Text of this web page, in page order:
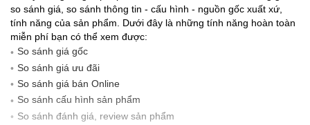
so sánh giá, so sánh thông tin - cấu hình - nguồn gốc xuất xứ,
tính năng của sản phẩm. Dưới đây là những tính năng hoàn toàn
miễn phí bạn có thể xem được:
So sánh giá gốc
So sánh giá ưu đãi
So sánh giá bán Online
So sánh cấu hình sản phẩm
So sánh đánh giá, review sản phẩm